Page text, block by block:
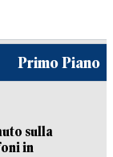
Primo Piano
sulla
in